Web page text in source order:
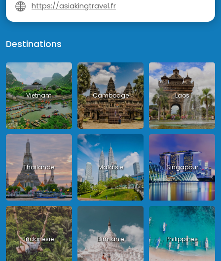
https://asiakingtravel.fr
Destinations
Vietnam Cambodge Laos
Thailande Malaisie Singapour
Indonésie Birmanie Philippines